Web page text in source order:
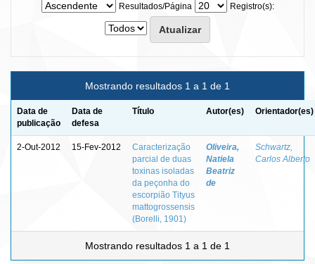
Resultados/Página
Registro(s):
Mostrando resultados 1 a 1 de 1
Data de
publicação
Data de
defesa
Título Autor(es) Orientador(es)
2-Out-2012 15-Fev-2012
Caracterização
parcial de duas
toxinas isoladas
da peçonha do
escorpião Tityus
mattogrossensis
(Borelli, 1901)
Oliveira,
Natiela
Beatriz
de
Schwartz,
Carlos Alberto
Mostrando resultados 1 a 1 de 1